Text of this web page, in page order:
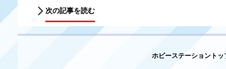
次の記事を読む
ホビーステーショントッ